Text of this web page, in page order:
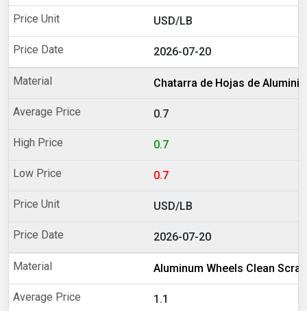
USD/LB
2026-07-20
Chatarra de Hojas de Aluminio
0.7
0.7
0.7
USD/LB
2026-07-20
Aluminum Wheels Clean Scrap
1.1